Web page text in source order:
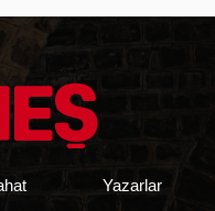
Yazarlar